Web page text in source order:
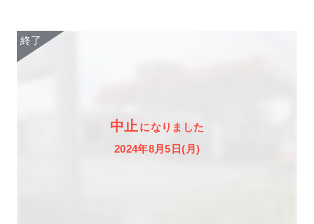
中止 になりました
2024年8月5日(月)